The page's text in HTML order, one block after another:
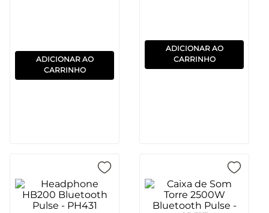
ADICIONAR AO
CARRINHO
ADICIONAR AO
CARRINHO